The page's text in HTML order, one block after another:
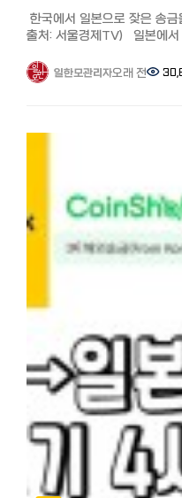
송금처 등록은 3개까지 등록
필요없이 앱으로 완결 가능합
장단점과 포인트 ●장점: 계
https://
https://
◆하나송금:
하나 송금을 이용한다는 분들
카야바초에 있으나 인터넷
회원가입(https://
> 받는 사람도 회원가입
작성 -> 송금업체로 입금하여
분 신분증 사진을 받아 직접
사이트에서 송금이 가능하고
초회 수수료 무료와 송금한
수수료는 5만엔 미만 500엔,
장단점과 포인트 ●장점: 매
발급받으면 송금 무료, 카톡
●단점: 5만엔 이상부터 천엔
회원가입 절차가 필요
패밀리 해외 송금의 사용 후
한국으로 송금이 필요할 때
수수료 할인 쿠폰 https://
수수료 가장 싼 곳, 와이즈
이상의 재산을 보내는 경우
대외지급수단 매매 신고 아래
신고'가 필요합니다. -한국
본인 계좌에서 해외 본인계좌
재외동포 재산반출 신고 비거
취득한 시민권자)가 10만불
하며 '대외지급수단 매매 신
절차가 상이합니다. 제출
비거주자의 해외 부동산 취득
재외동포재산반출 영주권
해외이주신고 하시고 재외
해외이주신고 하시면 한국의
지방자치선거 투표권 상실
필요합니다. 영주권이 없으
이라는 신고 하시고 송금 가
영주권, 시민권자가 아닐 경
통해서 송금해야 하며, 영주
송금하는데 일한모에는 카카
직접 현금을 들고 오는 방
몇천만원씩 가지고 들어와
공항에서 거액을 현금으로 가
몇 천만원(일본엔으로 천만
계셨는데 가방에 거액을 신
걸려서 외화 밀반출로 처벌(
한국에서 일본으로 잦은 송
출처: 서울경제TV) 일본에서
오늘은 페이스북 그룹에 질문
일본으로 잦은 송금을 하게되
세금을 내야 한다던지... 답
단순히 100만엔 이상이면 그
낼 이유는 없어요...
이미 우린 소득세 등등 소득에
수수료로 다 정당하게 대가 지불하고 있습
세금에 부과될 일은 없습니다.
신고만 한다면 내가 내 돈 1
다만 송금이 증여 목적으로
크다면 자금 출처와 목적을
계좌로 보내는 건 당연히 문
거액을 지속적으로 송금하
하지만 건당 5천불이하 / 연
아니니 크게 걱정하지 않아
처리하는 일이라, 유학 생활
상식적인 범위 내라면 아무런
금액과 목적에 따라 불이익
있겠네요. 요즘 가상화폐 환차익을 노리고 많이들 그리하는듯합니다만, 1회
1만불이상이면 국세청자동신
일한모관리자오래 전